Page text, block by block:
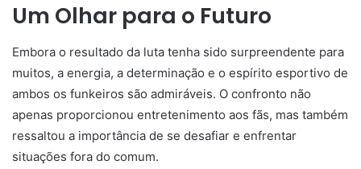
Um Olhar para o Futuro
Embora o resultado da luta tenha sido surpreendente para
muitos, a energia, a determinação e o espírito esportivo de
ambos os funkeiros são admiráveis. O confronto não
apenas proporcionou entretenimento aos fãs, mas também
ressaltou a importância de se desafiar e enfrentar
situações fora do comum.